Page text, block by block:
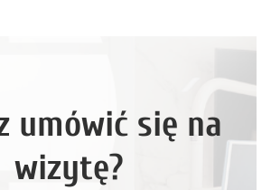
umówić się na
wizytę?